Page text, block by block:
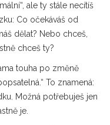
ale ty stále necítíš
Co očekáváš od
dělat? Nebo chceš,
chceš ty?
touha po změně
To znamená:
Možná potřebuješ jen
je.